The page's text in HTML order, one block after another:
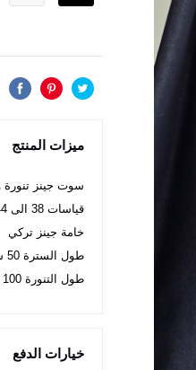
ميزات المنتج
سوت جينز تنورة
قياسات 38 الى 44
خامة جينز تركي
طول السترة 50 سم
طول التنورة 100 سم
خيارات الدفع